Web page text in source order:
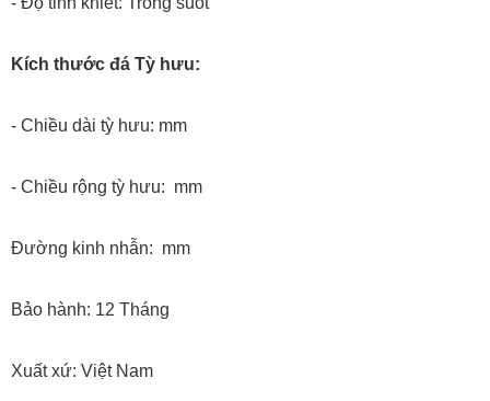
Kích thước đá Tỳ hưu:
- Chiều dài tỳ hưu: mm
- Chiều rộng tỳ hưu: mm
Đường kinh nhẫn: mm
Bảo hành: 12 Tháng
Xuất xứ: Việt Nam